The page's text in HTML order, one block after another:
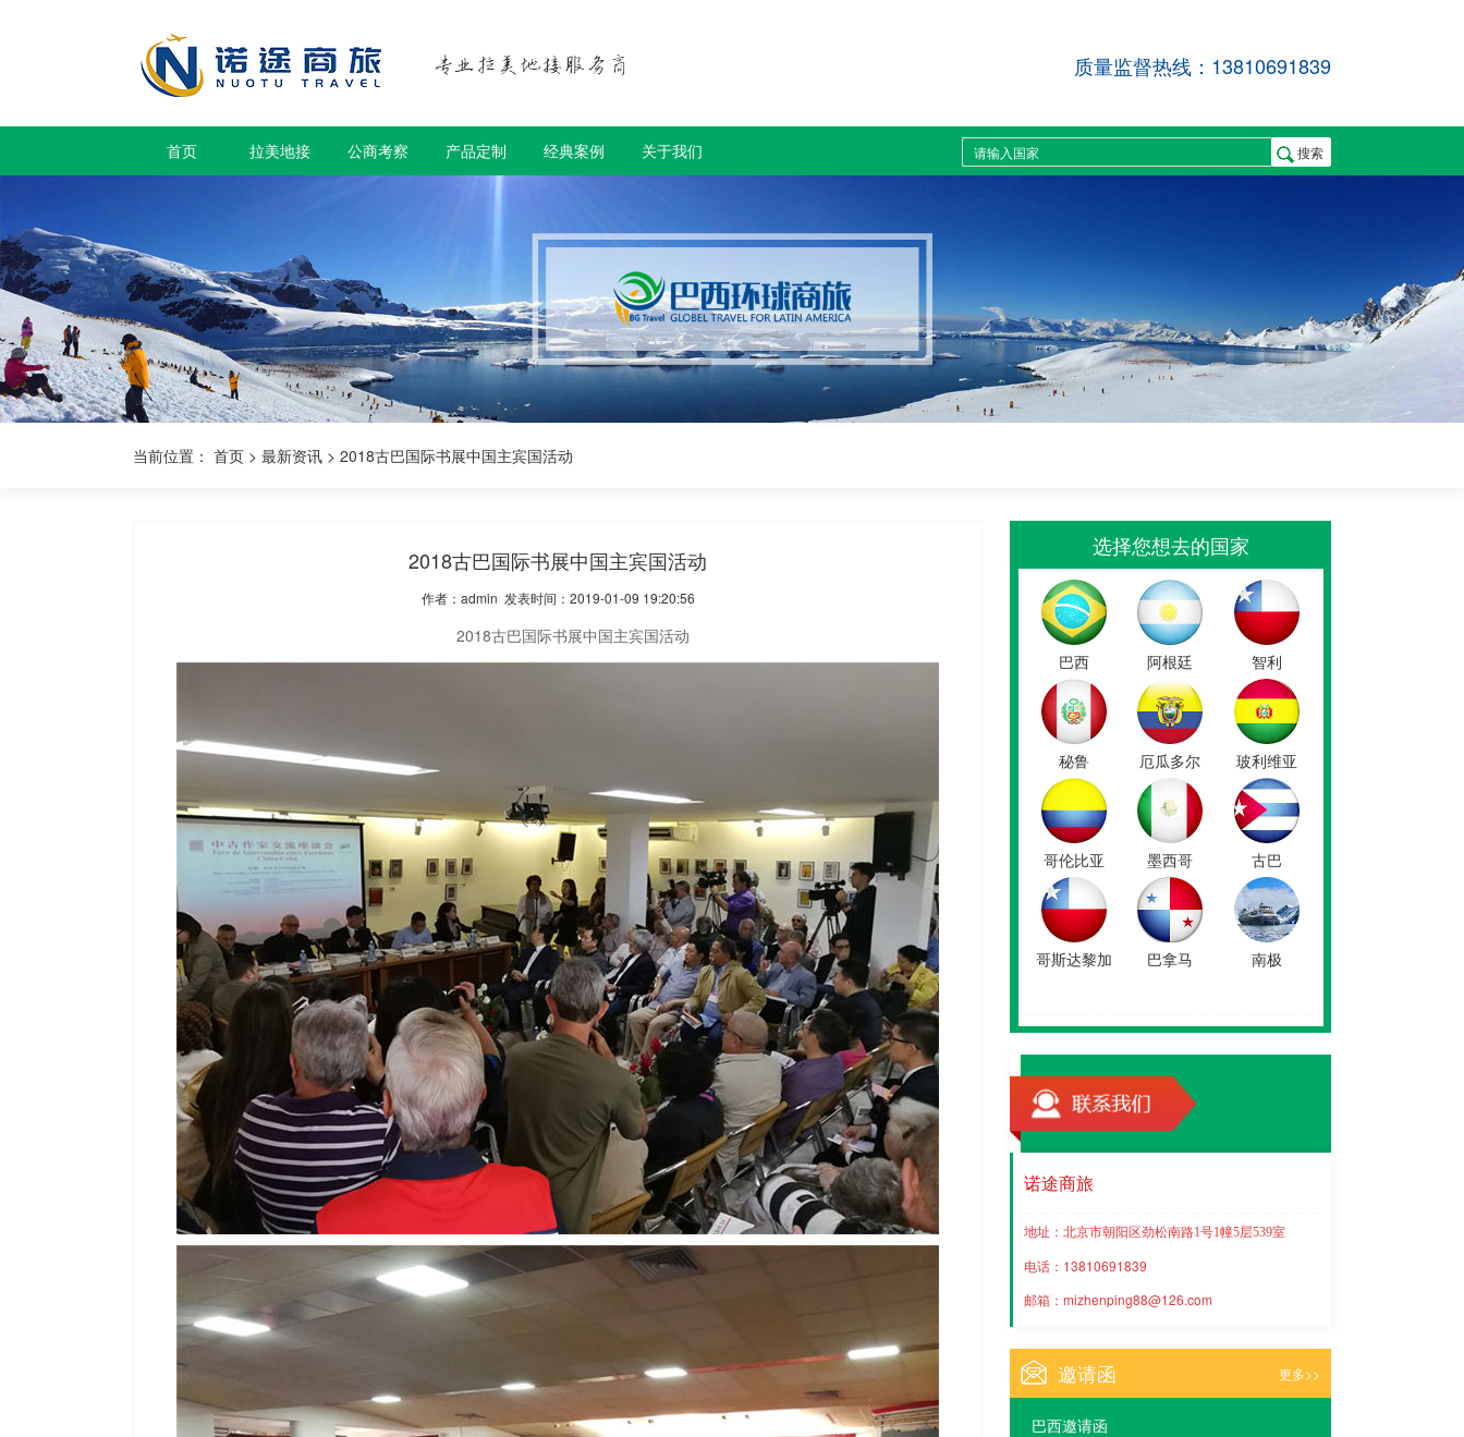
质量监督热线：13810691839
首页 拉美地接 公商考察 产品定制 经典案例 关于我们 搜索
当前位置： 首页 > 最新资讯 > 2018古巴国际书展中国主宾国活动
2018古巴国际书展中国主宾国活动
作者：admin 发表时间：2019-01-09 19:20:56
2018古巴国际书展中国主宾国活动
选择您想去的国家
巴西 阿根廷 智利
秘鲁 厄瓜多尔 玻利维亚
哥伦比亚 墨西哥 古巴
哥斯达黎加 巴拿马 南极
诺途商旅
地址： 北京市朝阳区劲松南路1号1幢5层539室
电话：13810691839
邮箱：mizhenping88@126.com
邀请函 更多>>
巴西邀请函